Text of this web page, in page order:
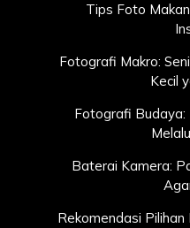
Tips Foto
Fotografi Makro:
Kecil
Fotografi Budaya:
Baterai Kamera:
Rekomendasi